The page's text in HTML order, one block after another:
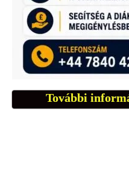
További